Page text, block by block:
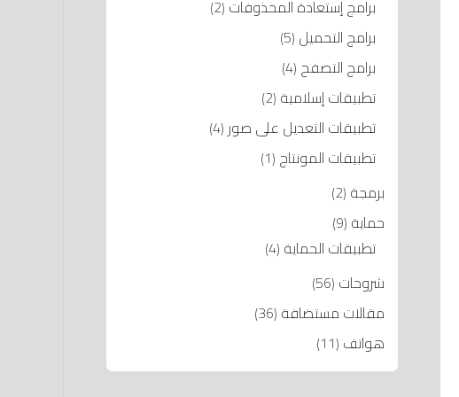
برامج إستعادة المحذوفات (2)
برامج التحميل (5)
برامج التصفح (4)
تطبيقات إسلامية (2)
تطبيقات التعديل على صور (4)
تطبيقات المونتاج (1)
برمجة (2)
حماية (9)
تطبيقات الحماية (4)
شروحات (56)
مقالات مستضافة (36)
هواتف (11)